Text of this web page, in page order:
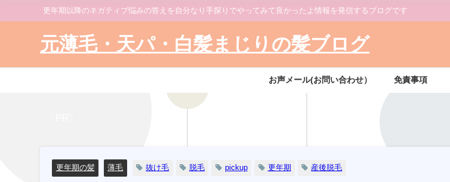
更年期以降のネガティブ悩みの答えを自分なり手探りでやってみて良かったよ情報を発信するブログです
元薄毛・天パ・白髪まじりの髪ブログ
お声メール(お問い合わせ） 免責事項
更年期の髪 薄毛 抜け毛 脱毛 pickup 更年期 産後脱毛